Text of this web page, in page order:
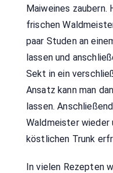
Maiweines zaubern.
frischen
paar Studen an
lassen und
Sekt in ein
Ansatz kann man
lassen.
Waldmeister wieder
köstlichen Trunk
In vielen Rezepten